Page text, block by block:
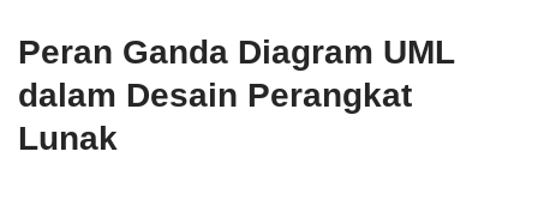
Peran Ganda Diagram UML
dalam Desain Perangkat
Lunak